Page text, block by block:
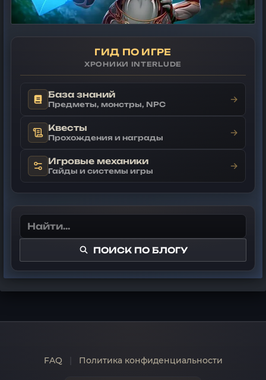
ГИД ПО ИГРЕ
ХРОНИКИ INTERLUDE
База знаний
Предметы, монстры, NPC →
Квесты
Прохождения и награды →
Игровые механики
Гайды и системы игры →
ПОИСК ПО БЛОГУ
FAQ Политика конфиденциальности